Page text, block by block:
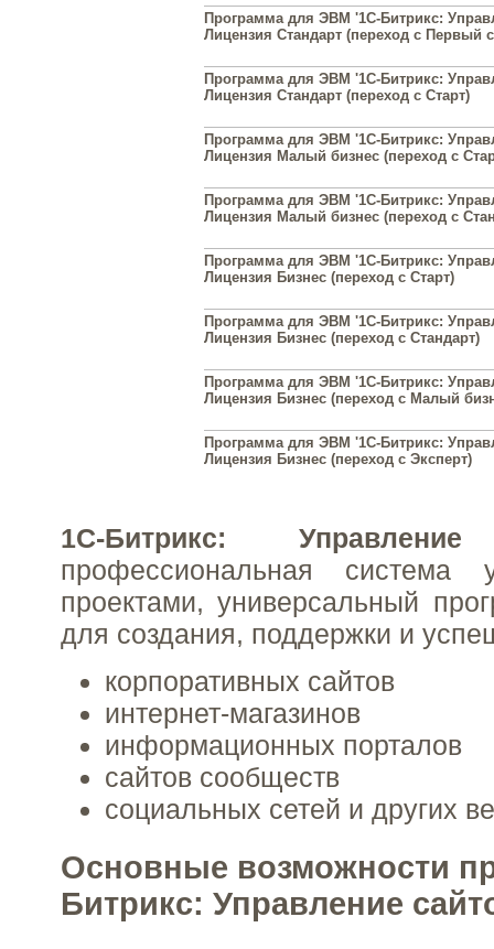
Программа для ЭВМ '1С-Битрикс:
Лицензия Стандарт (переход с Первый
Программа для ЭВМ '1С-Битрикс:
Лицензия Стандарт (переход с Старт)
Программа для ЭВМ '1С-Битрикс:
Лицензия Малый бизнес (переход с
Программа для ЭВМ '1С-Битрикс:
Лицензия Малый бизнес (переход с
Программа для ЭВМ '1С-Битрикс:
Лицензия Бизнес (переход с Старт)
Программа для ЭВМ '1С-Битрикс:
Лицензия Бизнес (переход с Стандарт)
Программа для ЭВМ '1С-Битрикс:
Лицензия Бизнес (переход с Малый
Программа для ЭВМ '1С-Битрикс:
Лицензия Бизнес (переход с Эксперт)
1С-Битрикс:
профессиональная система
проектами, универсальный
для создания, поддержки и
корпоративных сайтов
интернет-магазинов
информационных порталов
сайтов сообществ
социальных сетей и других
Основные возможности
Битрикс: Управление